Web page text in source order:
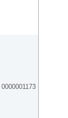
0000001173